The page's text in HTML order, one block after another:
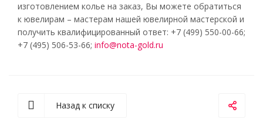
изготовлением колье на заказ, Вы можете обратиться
к ювелирам – мастерам нашей ювелирной мастерской и
получить квалифицированный ответ: +7 (499) 550-00-66;
+7 (495) 506-53-66; info@nota-gold.ru
Назад к списку